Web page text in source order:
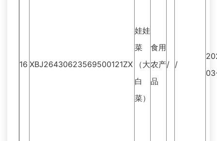
16 XBJ26430623569500121ZX
娃娃
菜
（大
白
菜）
食用
农产
品
/ /